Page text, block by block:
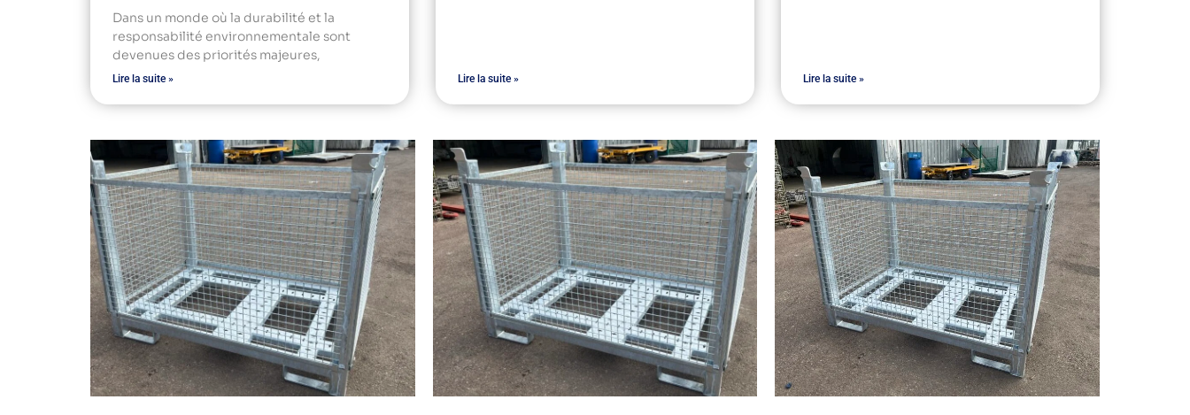
Dans un monde où la durabilité et la
responsabilité environnementale sont
devenues des priorités majeures,
Lire la suite » Lire la suite » Lire la suite »